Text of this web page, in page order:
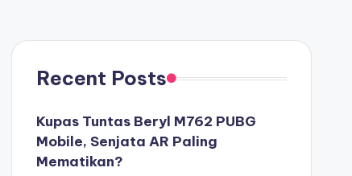
Recent Posts
Kupas Tuntas Beryl M762 PUBG
Mobile, Senjata AR Paling
Mematikan?